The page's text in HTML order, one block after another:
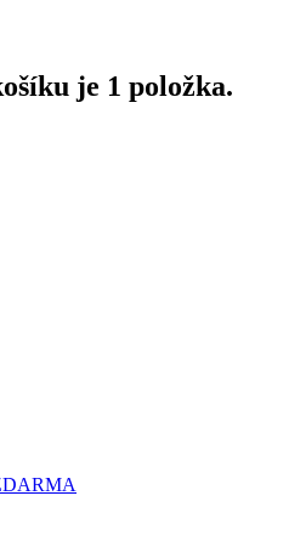
je 1 položka.